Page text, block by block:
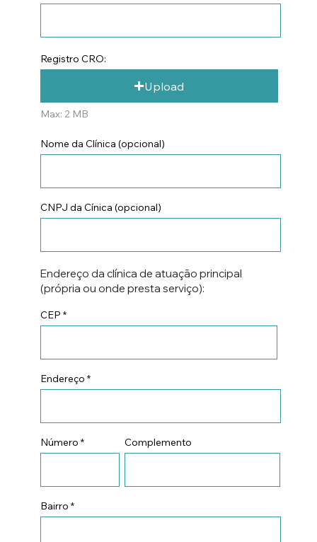
Registro CRO:
Upload
Max: 2 MB
Nome da Clínica (opcional)
CNPJ da Cínica (opcional)
Endereço da clínica de atuação principal
(própria ou onde presta serviço):
CEP
Endereço
Número Complemento
Bairro